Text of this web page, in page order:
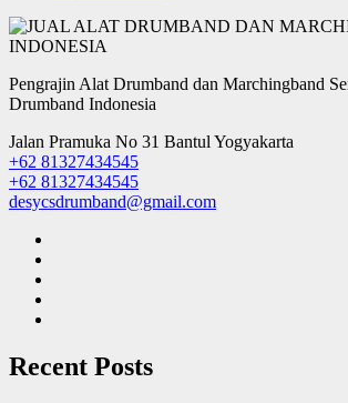
Pengrajin Alat Drumband dan Marchingband
Drumband Indonesia
Jalan Pramuka No 31 Bantul Yogyakarta
+62 81327434545
+62 81327434545
desycsdrumband@gmail.com
Recent Posts